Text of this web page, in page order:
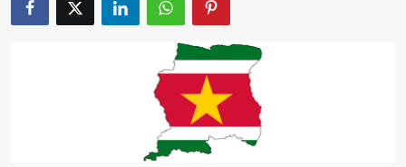
Cultuur & Media